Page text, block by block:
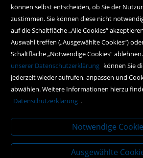
office@kral-verlag.at
+43 2672 82236
Unternehmen
Über uns
Alle Filialen auf einen Blick
können selbst entscheiden, ob Sie der
zustimmen. Sie können diese nicht
auf die Schaltfläche „Alle Cookies“
Auswahl treffen („Ausgewählte Cookies“)
Schaltfläche „Notwendige Cookies“
unserer Datenschutzerklärung können Sie
jederzeit wieder aufrufen, anpassen und
abwählen. Weitere Informationen hierzu
Datenschutzerklärung .
Notwendige
Ausgewählte